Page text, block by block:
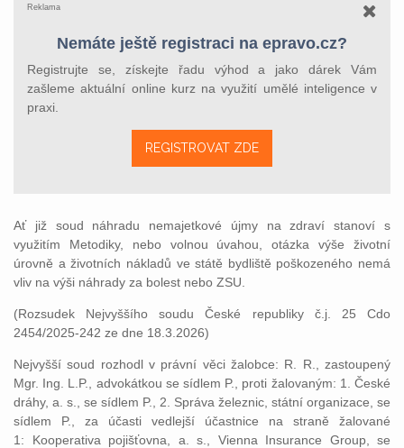
Reklama
Nemáte ještě registraci na epravo.cz?
Registrujte se, získejte řadu výhod a jako dárek Vám
zašleme aktuální online kurz na využití umělé inteligence v
praxi.
REGISTROVAT ZDE
Ať již soud náhradu nemajetkové újmy na zdraví stanoví s
využitím Metodiky, nebo volnou úvahou, otázka výše životní
úrovně a životních nákladů ve státě bydliště poškozeného nemá
vliv na výši náhrady za bolest nebo ZSU.
(Rozsudek Nejvyššího soudu České republiky č.j. 25 Cdo
2454/2025-242 ze dne 18.3.2026)
Nejvyšší soud rozhodl v právní věci žalobce: R. R., zastoupený
Mgr. Ing. L.P., advokátkou se sídlem P., proti žalovaným: 1. České
dráhy, a. s., se sídlem P., 2. Správa železnic, státní organizace, se
sídlem P., za účasti vedlejší účastnice na straně žalované
1: Kooperativa pojišťovna, a. s., Vienna Insurance Group, se